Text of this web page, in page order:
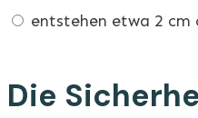
entstehen etwa 2 cm
Die